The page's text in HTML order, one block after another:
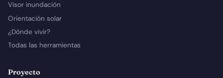
Visor inundación
Orientación solar
¿Dónde vivir?
Todas las herramientas
Proyecto